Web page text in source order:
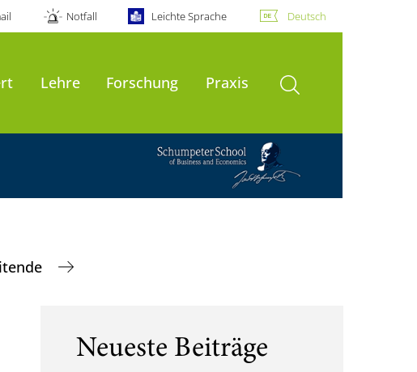
Notfall Leichte Sprache Deutsch
Lehre Forschung Praxis Suche öffnen
Neueste Beiträge